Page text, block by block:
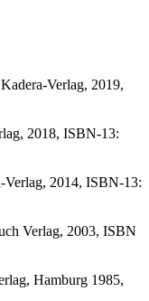
Verlag, 2019,
2018, ISBN-13:
Verlag, 2014, ISBN-13:
Verlag, 2003, ISBN
Hamburg 1985,